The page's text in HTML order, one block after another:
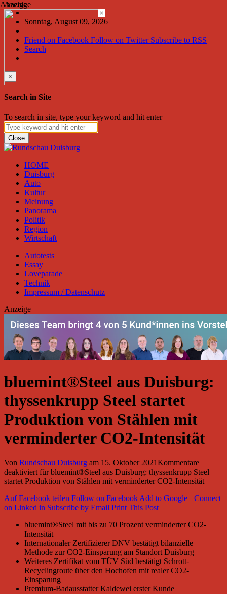
Sonntag, August 09, 2026
Friend on Facebook Follow on Twitter Subscribe to RSS
Search
×
Search in Site
To search in site, type your keyword and hit enter
Close
HOME
Duisburg
Auto
Kultur
Meinung
Panorama
Politik
Region
Wirtschaft
Autotests
Essay
Loveparade
Technik
Impressum / Datenschutz
Anzeige
bluemint®Steel aus Duisburg:
thyssenkrupp Steel startet
Produktion von Stählen mit
verminderter CO2-Intensität
Von Rundschau Duisburg am 15. Oktober 2021Kommentare
deaktiviertfür bluemint®Steel aus Duisburg: thyssenkrupp Steel
startet Produktion von Stählen mit verminderter CO2-Intensität
Auf Facebook teilen Follow on FacebookAdd to Google+ Connect
on Linked in Subscribe by Email Print This Post
bluemint®Steel mit bis zu 70 Prozent verminderter CO2-
Intensität
Internationaler Zertifizierer DNV bestätigt bilanzielle
Methode zur CO2-Einsparung am Standort Duisburg
Weiteres Zertifikat vom TÜV Süd bestätigt Schrott-
Recyclingroute über den Hochofen mit realer CO2-
Einsparung
Premium-Badausstatter Kaldewei erster Kunde
Anzeige
×
Anzeige